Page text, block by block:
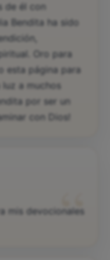
de él con
Bendita ha sido
Oro para
esta página para
a muchos
por ser un
con Dios!
“
mis devocionales